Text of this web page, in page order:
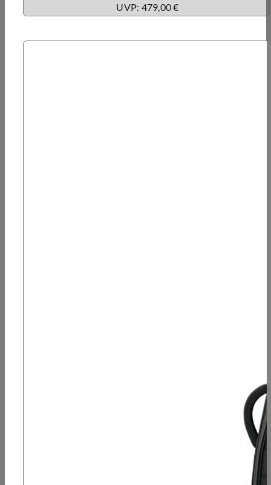
UVP: 479,00 €